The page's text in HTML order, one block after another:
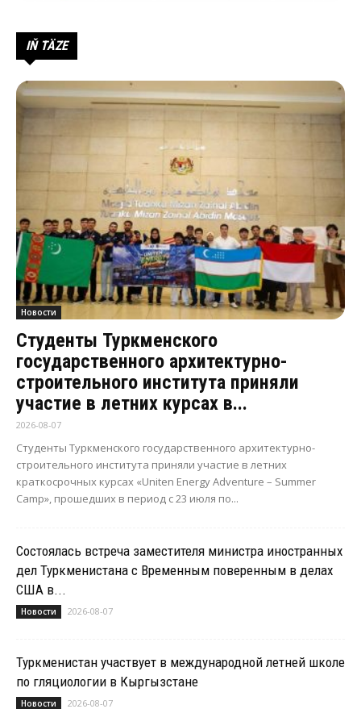
IŇ TÄZE
Новости
Студенты Туркменского
государственного архитектурно-
строительного института приняли
участие в летних курсах в...
2026-08-07
Студенты Туркменского государственного архитектурно-
строительного института приняли участие в летних
краткосрочных курсах «Uniten Energy Adventure – Summer
Camp», прошедших в период с 23 июля по...
Состоялась встреча заместителя министра иностранных
дел Туркменистана с Временным поверенным в делах
США в...
Новости 2026-08-07
Туркменистан участвует в международной летней школе
по гляциологии в Кыргызстане
Новости 2026-08-07